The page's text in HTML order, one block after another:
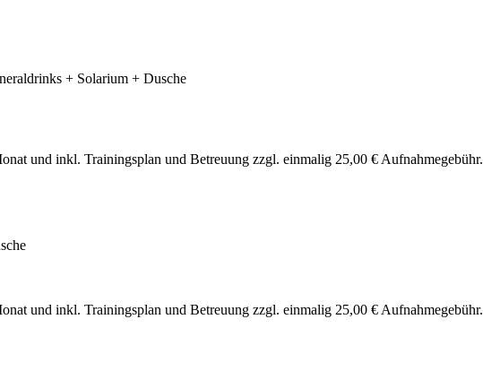
+ Solarium + Dusche
und inkl. Trainingsplan und Betreuung zzgl. einmalig 25,00 € Aufnahmegebühr.
und inkl. Trainingsplan und Betreuung zzgl. einmalig 25,00 € Aufnahmegebühr.